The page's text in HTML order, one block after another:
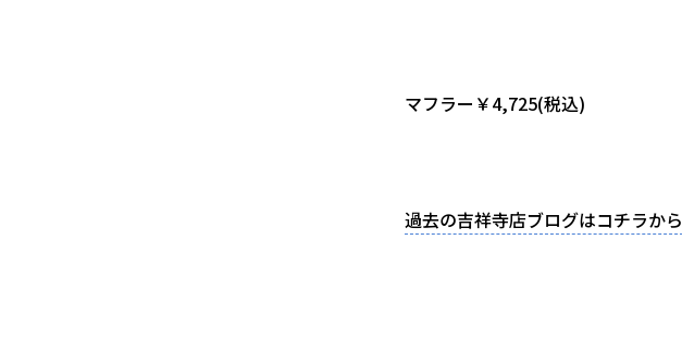
マフラー￥4,725(税込)
過去の吉祥寺店ブログはコチラから